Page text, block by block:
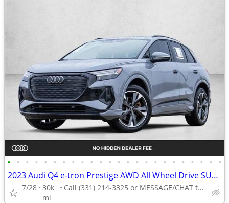
• • • • • • • • • • • • • • • • • • • • • • • •
2023 Audi Q4 e-tron Prestige AWD All Wheel Drive SUV Electric AUTONATION
7/28 30k
mi
Call (331) 214-3325 or MESSAGE/CHAT to confirm availability